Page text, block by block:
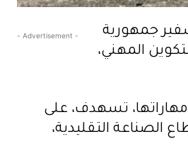
- Advertisement -
جمهورية
المهني،
مهاراتها، تسهدف، على
الصناعة التقليدية،